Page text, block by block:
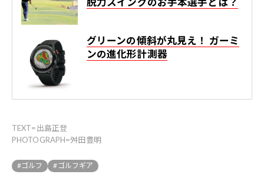
グリーンの傾斜が丸見え！ ガーミ
ンの進化形計測器
TEXT=出島正登
PHOTOGRAPH=舛田豊明
#ゴルフ #ゴルフギア